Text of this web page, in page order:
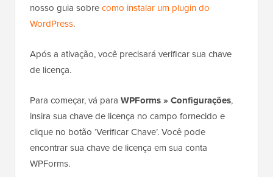
nosso guia sobrecomo instalar um plugin do
WordPress.
Após a ativação, você precisará verificar sua chave
de licença.
Para começar, vá para WPForms » Configurações,
insira sua chave de licença no campo fornecido e
clique no botão ‘Verificar Chave’. Você pode
encontrar sua chave de licença em sua conta
WPForms.